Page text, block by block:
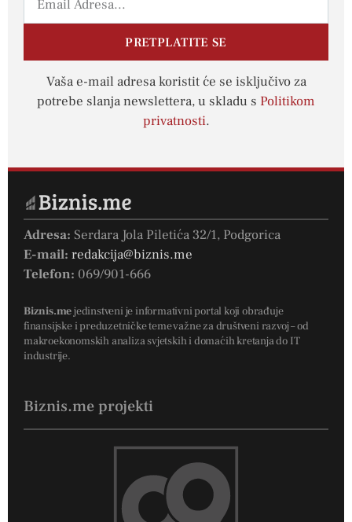
PRETPLATITE SE
Vaša e-mail adresa koristit će se isključivo za
potrebe slanja newslettera, u skladu s Politikom
privatnosti.
Adresa: Serdara Jola Piletića 32/1, Podgorica
E-mail: redakcija@biznis.me
Telefon: 069/901-666
Biznis.mejedinstveni je informativni portal koji obrađuje
finansijske i preduzetničke teme važne za društveni razvoj – od
makroekonomskih analiza svjetskih i domaćih kretanja do IT
industrije.
Biznis.me projekti